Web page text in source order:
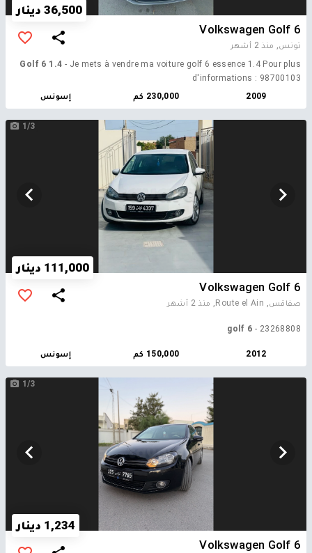
36,500 دينار
Volkswagen Golf 6
تونس, منذ 2 أشهر
Golf 6 1.4 - Je mets à vendre ma voiture golf 6 essence 1.4 Pour plus
d'informations : 98700103
2009
230,000 كم إسونس
1/3
111,000 دينار
Volkswagen Golf 6
صفاقس, Route el Ain, منذ 2 أشهر
golf 6 - 23268808
2012 150,000 كم إسونس
1/3
1,234 دينار
Volkswagen Golf 6